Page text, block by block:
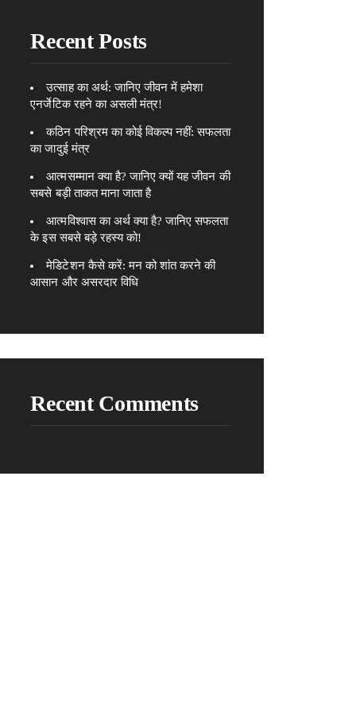
Recent Posts
उत्साह का अर्थ: जानिए जीवन में हमेशा
एनर्जेटिक रहने का असली मंत्र!
कठिन परिश्रम का कोई विकल्प नहीं: सफलता
का जादुई मंत्र
आत्मसम्मान क्या है? जानिए क्यों यह जीवन की
सबसे बड़ी ताकत माना जाता है
आत्मविश्वास का अर्थ क्या है? जानिए सफलता
के इस सबसे बड़े रहस्य को!
मेडिटेशन कैसे करें: मन को शांत करने की
आसान और असरदार विधि
Recent Comments